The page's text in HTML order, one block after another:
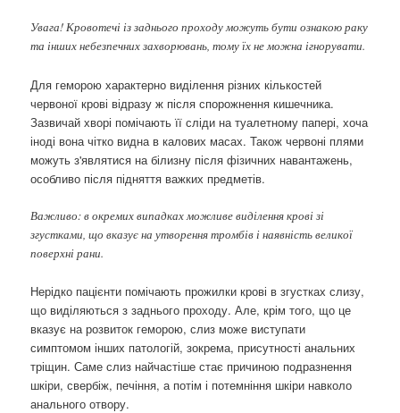
Увага! Кровотечі із заднього проходу можуть бути ознакою раку
та інших небезпечних захворювань, тому їх не можна ігнорувати.
Для геморою характерно виділення різних кількостей
червоної крові відразу ж після спорожнення кишечника.
Зазвичай хворі помічають її сліди на туалетному папері, хоча
іноді вона чітко видна в калових масах. Також червоні плями
можуть з'являтися на білизну після фізичних навантажень,
особливо після підняття важких предметів.
Важливо: в окремих випадках можливе виділення крові зі
згустками, що вказує на утворення тромбів і наявність великої
поверхні рани.
Нерідко пацієнти помічають прожилки крові в згустках слизу,
що виділяються з заднього проходу. Але, крім того, що це
вказує на розвиток геморою, слиз може виступати
симптомом інших патологій, зокрема, присутності анальних
тріщин. Саме слиз найчастіше стає причиною подразнення
шкіри, свербіж, печіння, а потім і потемніння шкіри навколо
анального отвору.